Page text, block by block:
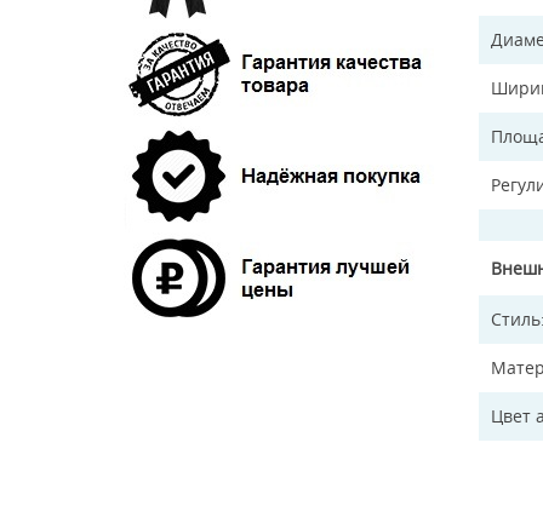
Стиль
Цвет